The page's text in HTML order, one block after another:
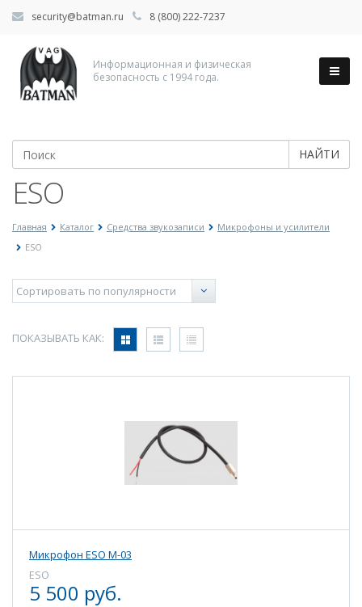
security@batman.ru 8 (800) 222-7237
Информационная и физическая
безопасность с 1994 года.
НАЙТИ
ESO
Главная Каталог Средства звукозаписи
Микрофоны и усилители
ESO
ПОКАЗЫВАТЬ КАК:
Микрофон ESO M-03
ESO
5 500 руб.